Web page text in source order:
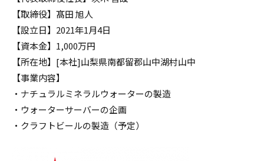
【取締役】髙田 旭人
【設立日】2021年1月4日
【資本金】1,000万円
【所在地】[本社]山梨県南都留郡山中湖村山中
【事業内容】
・ナチュラルミネラルウォーターの製造
・ウォーターサーバーの企画
・クラフトビールの製造（予定）